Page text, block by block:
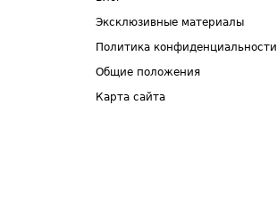
Эксклюзивные материалы
Политика конфиденциальности
Общие положения
Карта сайта